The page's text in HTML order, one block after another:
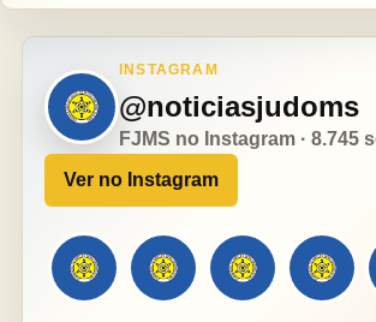
INSTAGRAM
@noticiasjudoms
FJMS no Instagram · 8.745
Ver no Instagram